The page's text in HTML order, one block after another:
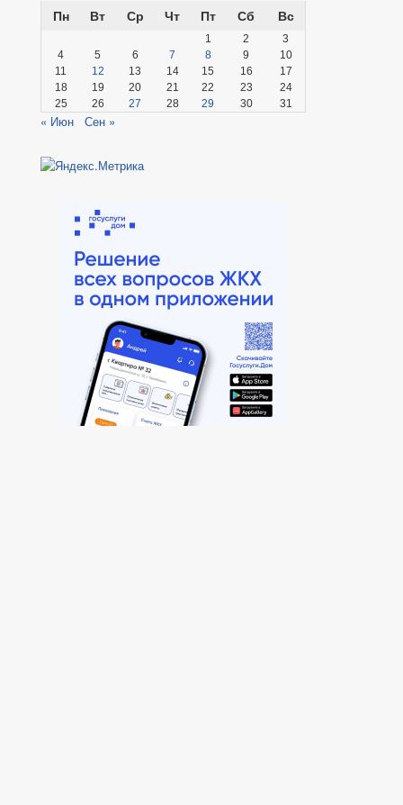
Пн
Вт Ср Чт Пт Сб Вс
1 2
3
4
5 6 7 8 9
10
11
12 13 14 15 16
17
18
19 20 21 22 23
24
25
26 27 28 29 30 31
« Июн Сен »